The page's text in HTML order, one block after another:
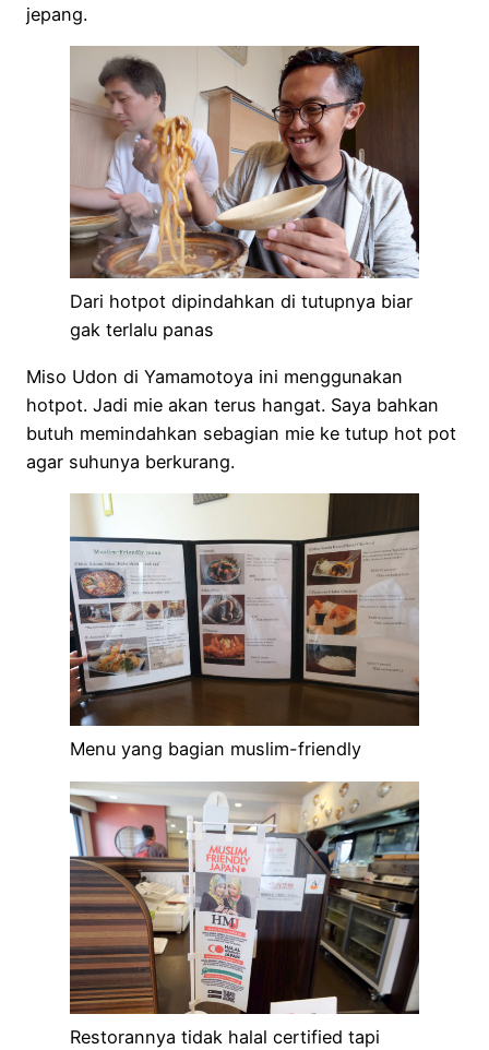
jepang.
Dari hotpot dipindahkan di tutupnya biar
gak terlalu panas
Miso Udon di Yamamotoya ini menggunakan
hotpot. Jadi mie akan terus hangat. Saya bahkan
butuh memindahkan sebagian mie ke tutup hot pot
agar suhunya berkurang.
Menu yang bagian muslim-friendly
Restorannya tidak halal certified tapi